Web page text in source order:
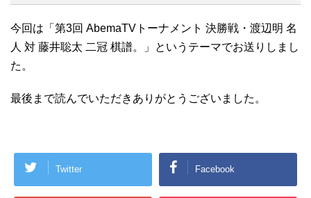
今回は「第3回 AbemaTVトーナメント 決勝戦・渡辺明 名
人 対 藤井聡太 二冠 棋譜。」というテーマでお送りしまし
た。
最後まで読んでいただきありがとうございました。
Twitter Facebook